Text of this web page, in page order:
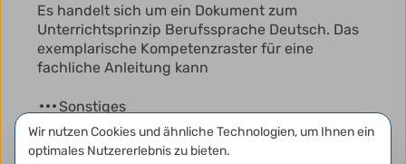
Es handelt sich um ein Dokument zum
Unterrichtsprinzip Berufssprache Deutsch. Das
exemplarische Kompetenzraster für eine
fachliche Anleitung kann
Sonstiges
Ländermaterial
Datenschutzeinstellungen
Wir nutzen Cookies und ähnliche Technologien, um Ihnen ein
optimales Nutzererlebnis zu bieten.